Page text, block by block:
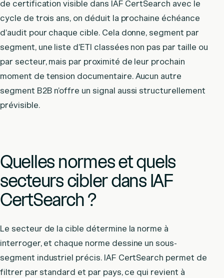
de certification visible dans IAF CertSearch avec le
cycle de trois ans, on déduit la prochaine échéance
d’audit pour chaque cible. Cela donne, segment par
segment, une liste d’ETI classées non pas par taille ou
par secteur, mais par proximité de leur prochain
moment de tension documentaire. Aucun autre
segment B2B n’offre un signal aussi structurellement
prévisible.
Quelles normes et quels
secteurs cibler dans IAF
CertSearch ?
Le secteur de la cible détermine la norme à
interroger, et chaque norme dessine un sous-
segment industriel précis. IAF CertSearch permet de
filtrer par standard et par pays, ce qui revient à